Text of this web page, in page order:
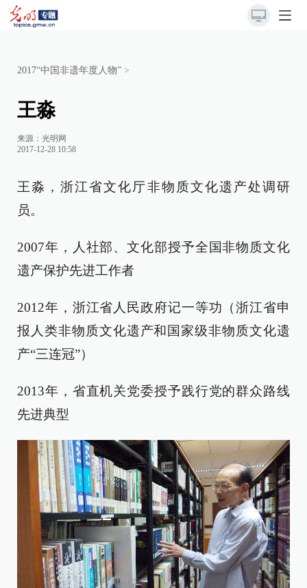
2017“中国非遗年度人物” >
王淼
来源： 光明网
2017-12-28 10:58
王淼，浙江省文化厅非物质文化遗产处调研
员。
2007年，人社部、文化部授予全国非物质文化
遗产保护先进工作者
2012年，浙江省人民政府记一等功（浙江省申
报人类非物质文化遗产和国家级非物质文化遗
产“三连冠”）
2013年，省直机关党委授予践行党的群众路线
先进典型